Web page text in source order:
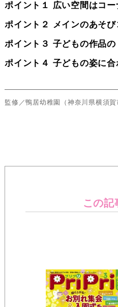
ポイント１ 広い空間はコ
ポイント２ メインのあそ
ポイント３ 子どもの作品
ポイント４ 子どもの姿に
監修／鴨居幼稚園（神奈川県横須
この記